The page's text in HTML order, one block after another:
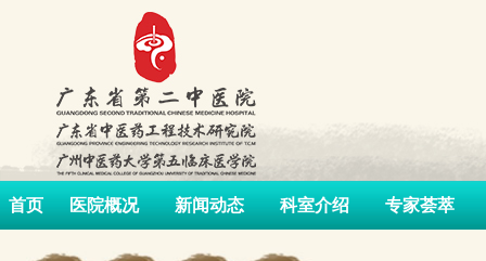
首页 医院概况 新闻动态 科室介绍 专家荟萃